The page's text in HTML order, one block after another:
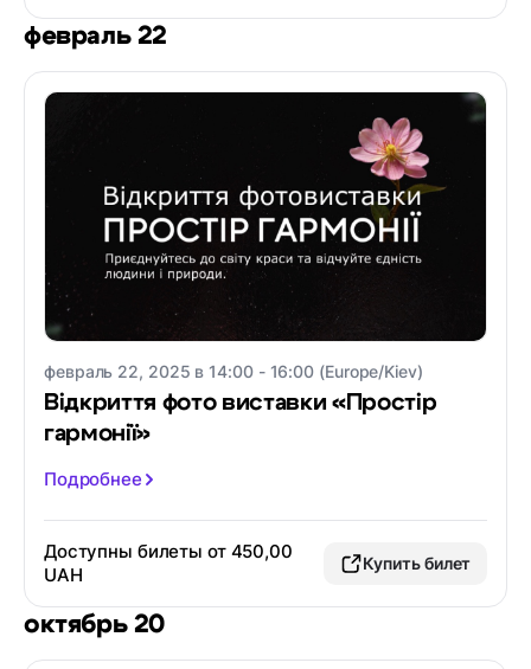
февраль 22
февраль 22, 2025 в 14:00 - 16:00 (Europe/Kiev)
Відкриття фото виставки «Простір
гармонії»
Подробнее
Доступны билеты от 450,00
UAH
Купить билет
октябрь 20